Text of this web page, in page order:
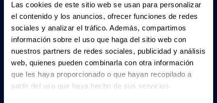
Las cookies de este sitio web se usan para personalizar
el contenido y los anuncios, ofrecer funciones de redes
sociales y analizar el tráfico. Además, compartimos
información sobre el uso que haga del sitio web con
nuestros partners de redes sociales, publicidad y análisis
web, quienes pueden combinarla con otra información
que les haya proporcionado o que hayan recopilado a
partir del uso que haya hecho de sus servicios.
Business driven. People focused.